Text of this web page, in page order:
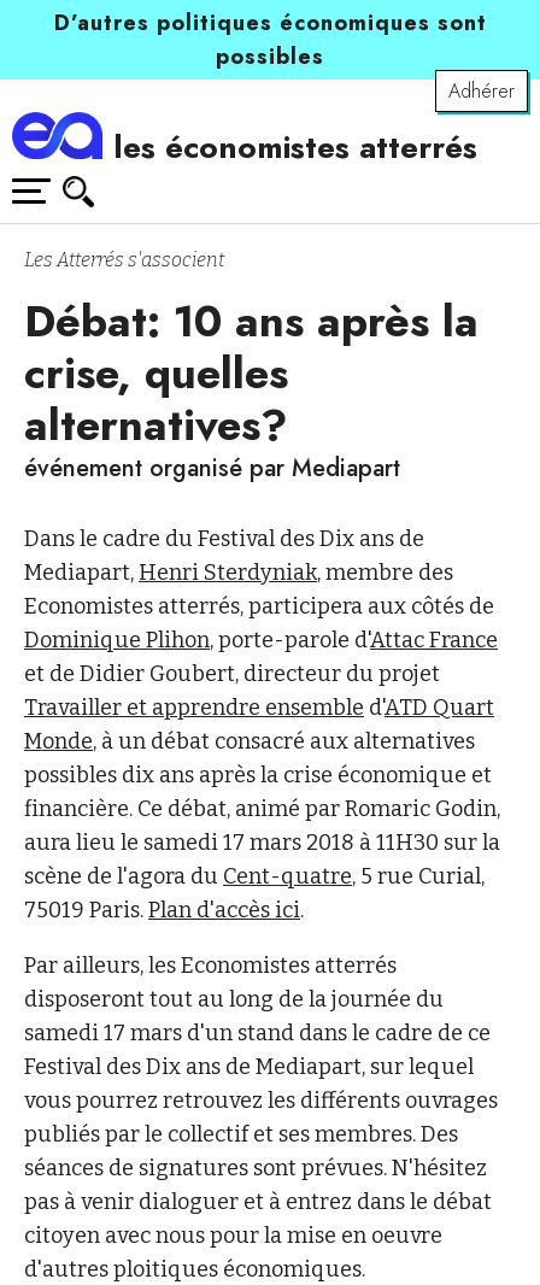
D’autres politiques économiques sont
possibles
Adhérer
les économistes atterrés
Les Atterrés s'associent
Débat: 10 ans après la
crise, quelles
alternatives?
événement organisé par Mediapart
Dans le cadre du Festival des Dix ans de
Mediapart, Henri Sterdyniak, membre des
Economistes atterrés, participera aux côtés de
Dominique Plihon, porte-parole d'Attac France
et de Didier Goubert, directeur du projet
Travailler et apprendre ensemble d'ATD Quart
Monde, à un débat consacré aux alternatives
possibles dix ans après la crise économique et
financière. Ce débat, animé par Romaric Godin,
aura lieu le samedi 17 mars 2018 à 11H30 sur la
scène de l'agora du Cent-quatre, 5 rue Curial,
75019 Paris.Plan d'accès ici.
Par ailleurs, les Economistes atterrés
disposeront tout au long de la journée du
samedi 17 mars d'un stand dans le cadre de ce
Festival des Dix ans de Mediapart, sur lequel
vous pourrez retrouvez les différents ouvrages
publiés par le collectif et ses membres. Des
séances de signatures sont prévues. N'hésitez
pas à venir dialoguer et à entrez dans le débat
citoyen avec nous pour la mise en oeuvre
d'autres ploitiques économiques.